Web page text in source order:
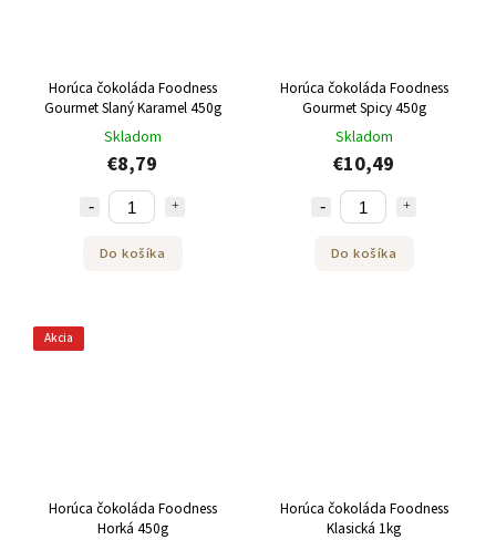
Horúca čokoláda Foodness
Gourmet Slaný Karamel 450g
Skladom
€8,79
Do košíka
Horúca čokoláda Foodness
Gourmet Spicy 450g
Skladom
€10,49
Do košíka
Akcia
Horúca čokoláda Foodness
Horká 450g
Horúca čokoláda Foodness
Klasická 1kg